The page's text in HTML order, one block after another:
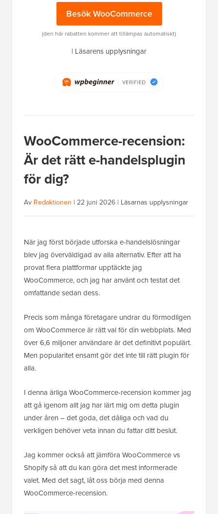
Besök WooCommerce
(den här rabatten kommer att tillämpas automatiskt)
| Läsarens upplysningar
WooCommerce-recension:
Är det rätt e-handelsplugin
för dig?
Av Redaktionen | 22 juni 2026 | Läsarnas upplysningar
När jag först började utforska e-handelslösningar
blev jag överväldigad av alla alternativ. Efter att ha
provat flera plattformar upptäckte jag
WooCommerce, och jag har använt och testat det
omfattande sedan dess.
Precis som många företagare undrar du förmodligen
om WooCommerce är rätt val för din webbplats. Med
över 6,6 miljoner användare är det definitivt populärt.
Men popularitet ensamt gör det inte till rätt plugin för
alla.
I denna ärliga WooCommerce-recension kommer jag
att gå igenom allt jag har lärt mig om detta plugin
under åren – det goda, det dåliga och vad du
verkligen behöver veta innan du fattar ditt beslut.
Jag kommer också att jämföra WooCommerce vs
Shopify så att du kan göra det mest informerade
valet. Med det sagt, låt oss börja med denna
WooCommerce-recension.